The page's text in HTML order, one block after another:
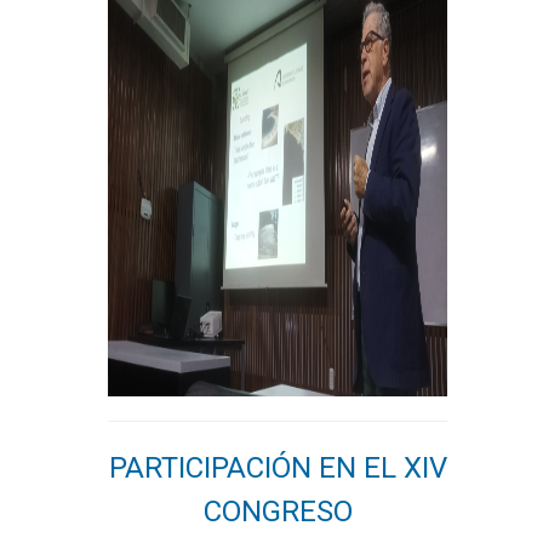
PARTICIPACIÓN EN EL XIV
CONGRESO